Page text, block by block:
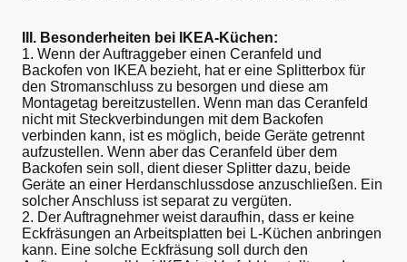
III. Besonderheiten bei IKEA-Küchen:
1. Wenn der Auftraggeber einen Ceranfeld und
Backofen von IKEA bezieht, hat er eine Splitterbox für
den Stromanschluss zu besorgen und diese am
Montagetag bereitzustellen. Wenn man das Ceranfeld
nicht mit Steckverbindungen mit dem Backofen
verbinden kann, ist es möglich, beide Geräte getrennt
aufzustellen. Wenn aber das Ceranfeld über dem
Backofen sein soll, dient dieser Splitter dazu, beide
Geräte an einer Herdanschlussdose anzuschließen. Ein
solcher Anschluss ist separat zu vergüten.
2. Der Auftragnehmer weist daraufhin, dass er keine
Eckfräsungen an Arbeitsplatten bei L-Küchen anbringen
kann. Eine solche Eckfräsung soll durch den